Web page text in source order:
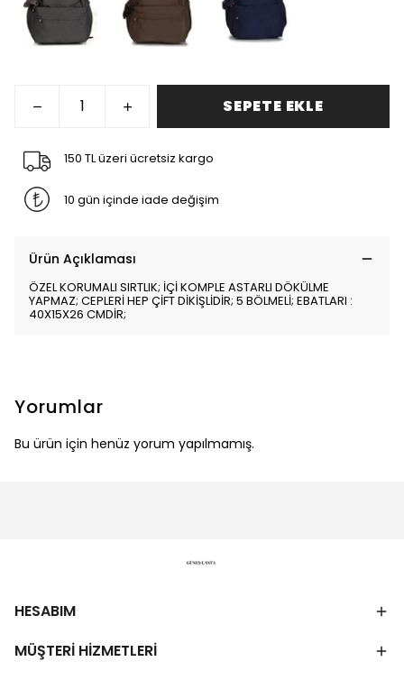
SEPETE EKLE
150 TL üzeri ücretsiz kargo
10 gün içinde iade değişim
Ürün Açıklaması
ÖZEL KORUMALI SIRTLIK; İÇİ KOMPLE ASTARLI DÖKÜLME
YAPMAZ; CEPLERİ HEP ÇİFT DİKİŞLİDİR; 5 BÖLMELİ; EBATLARI :
40X15X26 CMDİR;
Yorumlar
Bu ürün için henüz yorum yapılmamış.
HESABIM
MÜŞTERİ HİZMETLERİ